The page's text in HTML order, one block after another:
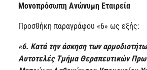
Μονοπρόσωπη Ανώνυμη Εταιρεία
Προσθήκη παραγράφου «6» ως εξής:
«6. Κατά την άσκηση των
Αυτοτελές Τμήμα Θεραπευτικών